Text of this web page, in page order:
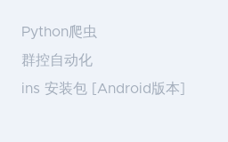
Python爬虫
群控自动化
ins 安装包 [Android版本]